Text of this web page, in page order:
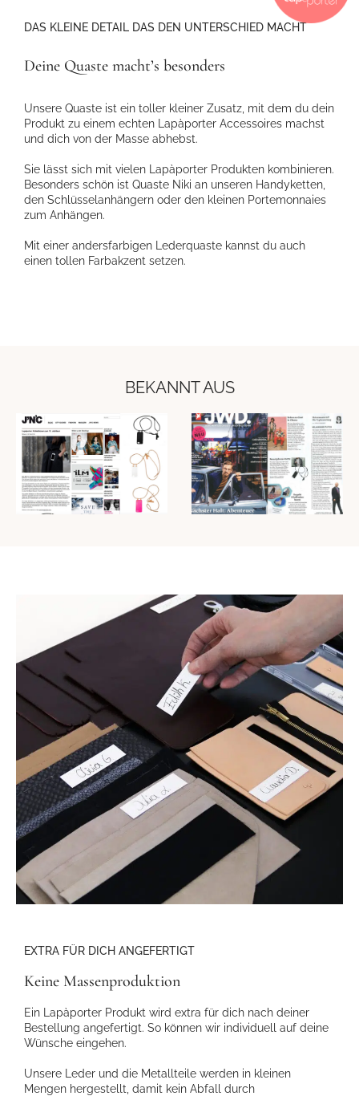
DAS KLEINE DETAIL DAS DEN UNTERSCHIED MACHT
Deine Quaste macht’s besonders
Unsere Quaste ist ein toller kleiner Zusatz, mit dem du dein
Produkt zu einem echten Lapàporter Accessoires machst
und dich von der Masse abhebst.
Sie lässt sich mit vielen Lapàporter Produkten kombinieren.
Besonders schön ist Quaste Niki an unseren Handyketten,
den Schlüsselanhängern oder den kleinen Portemonnaies
zum Anhängen.
Mit einer andersfarbigen Lederquaste kannst du auch
einen tollen Farbakzent setzen.
BEKANNT AUS
EXTRA FÜR DICH ANGEFERTIGT
Keine Massenproduktion
Ein Lapàporter Produkt wird extra für dich nach deiner
Bestellung angefertigt. So können wir individuell auf deine
Wünsche eingehen.
Unsere Leder und die Metallteile werden in kleinen
Mengen hergestellt, damit kein Abfall durch